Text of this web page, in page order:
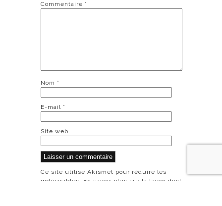
Commentaire *
Nom *
E-mail *
Site web
Ce site utilise Akismet pour réduire les
indésirables.
En savoir plus sur la façon dont